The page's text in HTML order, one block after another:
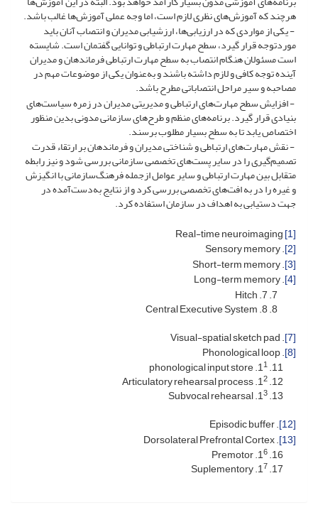
هرچند که آموزش‌های نظری لازم است، اما وجه عملی آموزش‌ها غالب باشد.
- یکی از مواردی که در ارزیابی‌ها، ارزشیابی مدیران و انتصاب آنان باید
موردتوجه قرار گیرد، سطح مهارت ارتباطی و توانایی گفتمان است. شایسته
است مسئولان هنگام انتصاب به سطح مهارت ارتباطی فرماندهان و مدیران
آینده توجه کافی و لازم داشته باشند و به‌عنوان یکی از موضوعات مهم در
مصاحبه و سیر مراحل انتصاباتی مطرح باشد.
- افزایش سطح مهارت‌های ارتباطی و مدیریتی مدیران در زمره سیاست‌های
بنیادی قرار گیرد. برنامه‌های منظم و طرح‌های سازمانی مدونی بدین منظور
اختصاص یابد تا به سطح بسیار مطلوب برسند.
- نقش مهارت‌های ارتباطی و شناختی مدیران و فرماندهان بر ارتقاء قدرت
تصمیم‌گیری را در سایر پست‌های تخصصی سازمانی بررسی شود و نیز رابطه
متقابل بین مهارت ارتباطی و سایر عوامل ازجمله فرهنگ‌سازمانی با انگیزش
و غیره را در به افت‌های تخصصی بررسی کرد و از نتایج به‌دست‌آمده در
جهت دستیابی به اهداف در سازمان استفاده کرد.
[1]
[2]
. Sensory memory
[3]
. Short-term memory
[4]
. Long-term memory
7. Hitch
8. Central Executive System
[7]
. Visual-spatial sketch pad
[8]
. Phonological loop
11
. phonological input store
12
. Articulatory rehearsal process
13
. Subvocal rehearsal
[12]
. Episodic buffer
[13]
. Dorsolateral Prefrontal Cortex
16
. Premotor
17
. Suplementory